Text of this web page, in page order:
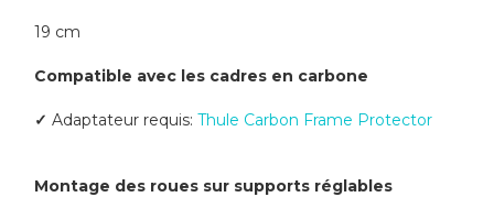
19 cm
Compatible avec les cadres en carbone
✓ Adaptateur requis:Thule Carbon Frame Protector
Montage des roues sur supports réglables